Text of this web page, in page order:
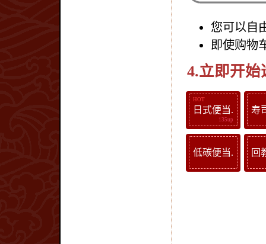
您可以自
即使购物
4.立即开始
日式便当. 寿
低碳便当. 回